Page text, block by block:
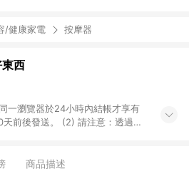
/健康家電 按摩器
西
一瀏覽器於24小時內結帳才享有
(2) 請注意：透過
商品描述